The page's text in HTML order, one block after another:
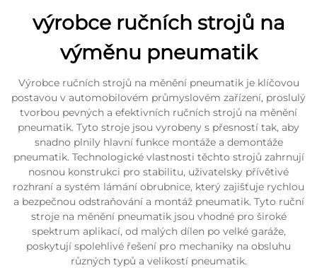
výrobce ručních strojů na
výměnu pneumatik
Výrobce ručních strojů na měnění pneumatik je klíčovou
postavou v automobilovém průmyslovém zařízení, proslulý
tvorbou pevných a efektivních ručních strojů na měnění
pneumatik. Tyto stroje jsou vyrobeny s přesností tak, aby
snadno plnily hlavní funkce montáže a demontáže
pneumatik. Technologické vlastnosti těchto strojů zahrnují
nosnou konstrukci pro stabilitu, uživatelsky přívětivé
rozhraní a systém lámání obrubnice, který zajišťuje rychlou
a bezpečnou odstraňování a montáž pneumatik. Tyto ruční
stroje na měnění pneumatik jsou vhodné pro široké
spektrum aplikací, od malých dílen po velké garáže,
poskytují spolehlivé řešení pro mechaniky na obsluhu
různých typů a velikostí pneumatik.